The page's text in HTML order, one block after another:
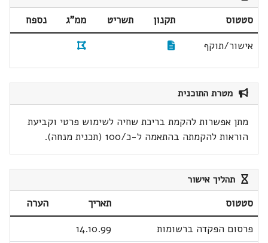
סטטוס תקנון תשריט ממ"ג
נספח
אישור/תוקף
מטרת התוכנית
מתן אפשרות להקמת בריכת שחיה לשימוש פרטי וקביעת
הוראות להקמתה בהתאמה ל-כ/100 (תכנית מנחה).
תהליך אישור
סטטוס תאריך
הערה
פרסום הפקדה ברשומות
14.10.99